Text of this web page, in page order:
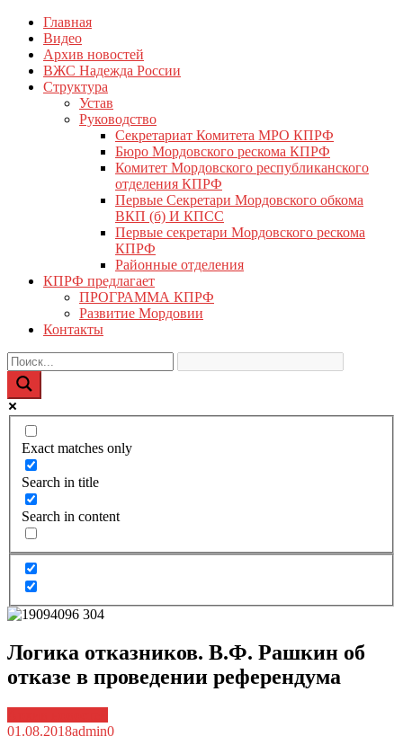
Перейти
содержимому
КПРФ Мордовия
Мордовское Региональное отделение КПРФ
Главная
Видео
Архив новостей
ВЖС Надежда России
Структура
Устав
Руководство
Секретариат Комитета МРО КПРФ
Бюро Мордовского рескома КПРФ
Комитет Мордовского республиканского
отделения КПРФ
Первые Секретари Мордовского обкома
ВКП (б) И КПСС
Первые секретари Мордовского рескома
КПРФ
Районные отделения
КПРФ предлагает
ПРОГРАММА КПРФ
Развитие Мордовии
Контакты
Exact matches only
Search in title
Search in content
Логика отказников. В.Ф. Рашкин об
отказе в проведении референдума
01.08.2018admin0